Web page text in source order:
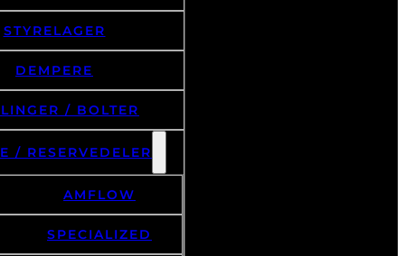
STYRELAGER
DEMPERE
/ BOLTER
/ RESERVEDELER
AMFLOW
SPECIALIZED